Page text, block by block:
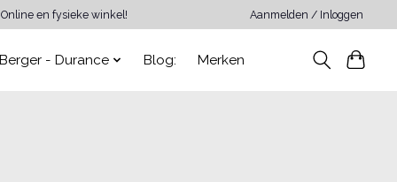
en fysieke winkel! Aanmelden / Inloggen
- Durance Blog: Merken